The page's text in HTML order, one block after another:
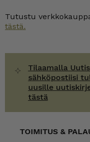
Tutustu
tästä.
Tilaamalla
sähköpostiisi
uusille
tästä
TOIMITUS &